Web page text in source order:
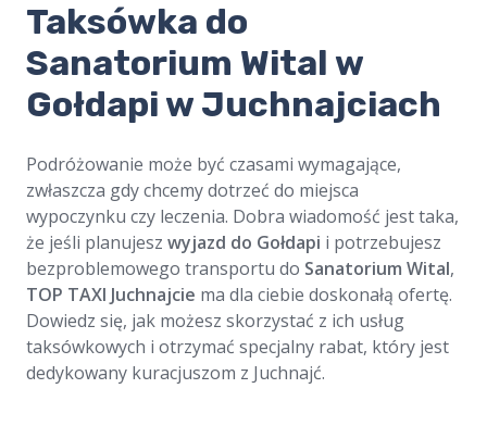
​Taksówka do
Sanatorium Wital w
Gołdapi w Juchnajciach
Podróżowanie może być czasami wymagające,
zwłaszcza gdy chcemy dotrzeć do miejsca
wypoczynku czy leczenia. Dobra wiadomość jest taka,
że jeśli planujesz wyjazd do Gołdapi i potrzebujesz
bezproblemowego transportu do Sanatorium Wital,
TOP TAXI Juchnajcie ma dla ciebie doskonałą ofertę.
Dowiedz się, jak możesz skorzystać z ich usług
taksówkowych i otrzymać specjalny rabat, który jest
dedykowany kuracjuszom z Juchnajć.